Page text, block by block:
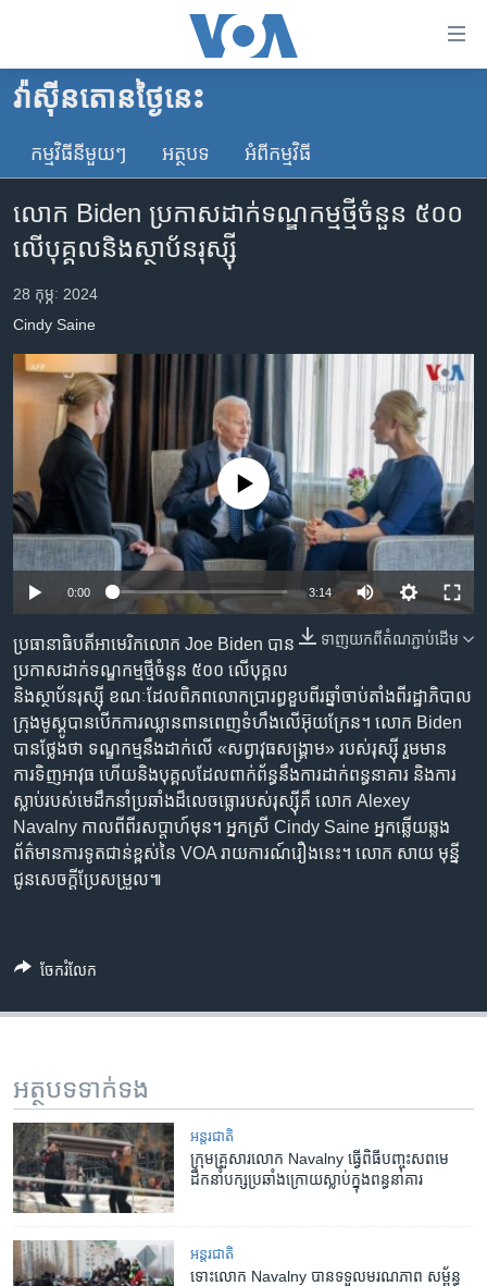
គេហទំព័រ​
ទាក់ទង
និង​
ចូល​
ទំព័រ​
ម្តង
រំលង​
និង​
រចនា
សម្ព័ន្ធ​
រំលង​
និង​
កាន់​
ទំព័រ​
ស្វែង​
រក
កម្ពុជា
អន្តរជាតិ
ចិន
ហេឡូវីអូអេ
កម្ពុជាច្នៃប្រតិដ្ឋ
ទូរទស្សន៍ / វីដេអូ​
វិទ្យុ / ផតខាសថ៍
កម្មវិធីទាំងអស់
Khmer English
បណ្តាញ​សង្គម
ភាសា
វ៉ាស៊ីនតោន​ថ្ងៃ​នេះ
កម្មវិធី​នីមួយៗ អត្ថបទ​ អំពី​កម្មវិធី​
លោក Biden ប្រកាសដាក់ទណ្ឌកម្មថ្មីចំនួន ៥០០
លើបុគ្គលនិងស្ថាប័នរុស្ស៊ី
28 កុម្ភៈ 2024
Cindy​ Saine​
No media source currently available
0:00 3:14
ទាញ​យក​ពី​តំណភ្ជាប់​ដើម
ប្រធានាធិបតីអាមេរិកលោក Joe Biden បាន
ប្រកាសដាក់ទណ្ឌកម្មថ្មីចំនួន ៥០០ លើបុគ្គល
និងស្ថាប័នរុស្ស៊ី ខណៈដែលពិភពលោកប្រារព្ធខួបពីរឆ្នាំចាប់តាំងពីរដ្ឋាភិបាល
ក្រុងមូស្គូបានបើកការឈ្លានពានពេញទំហឹងលើអ៊ុយក្រែន។ លោក Biden
បានថ្លែងថា ទណ្ឌកម្មនឹងដាក់លើ «សព្វាវុធសង្គ្រាម» របស់រុស្ស៊ី រួមមាន
ការទិញអាវុធ ហើយនិងបុគ្គលដែលពាក់ព័ន្ធនឹងការដាក់ពន្ធនាគារ និងការ
ស្លាប់របស់មេដឹកនាំប្រឆាំងដ៏លេចធ្លោរបស់រុស្ស៊ីគឺ លោក Alexey
Navalny កាលពីពីរសប្តាហ៍មុន។ អ្នកស្រី Cindy Saine អ្នកឆ្លើយឆ្លង
ព័ត៌មានការទូតជាន់ខ្ពស់នៃ VOA រាយការណ៍រឿងនេះ។ លោក សាយ មុន្នី
ជូនសេចក្តីប្រែសម្រួល៕
ចែករំលែក
អត្ថបទ​ទាក់ទង
អន្តរជាតិ
ក្រុមគ្រួសារលោក Navalny ធ្វើពិធីបញ្ចុះសពមេ
ដឹកនាំបក្សប្រឆាំងក្រោយស្លាប់ក្នុងពន្ធនាគារ
អន្តរជាតិ
ទោះ​លោក Navalny បាន​ទទួល​មរណភាព ​​សម្ព័ន្ធ